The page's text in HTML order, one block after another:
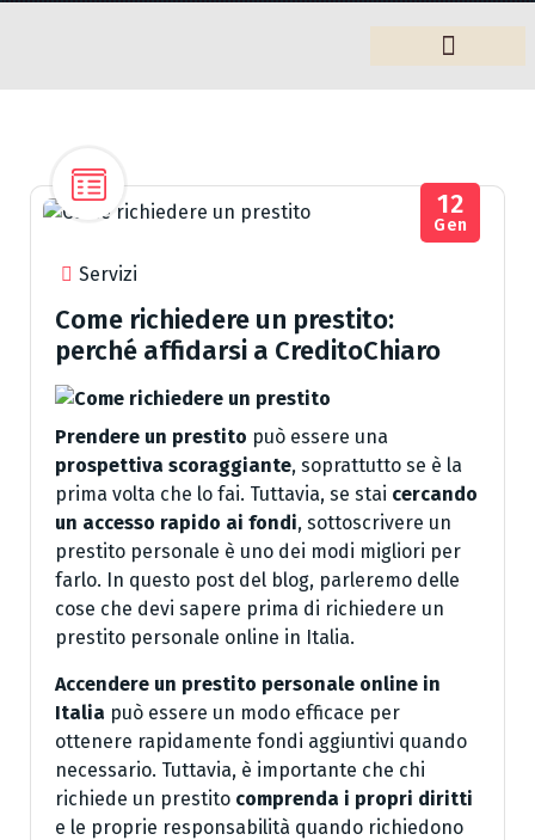
Servizi
12
Gen
Come richiedere un prestito:
perché affidarsi a CreditoChiaro
Prendere un prestito può essere una
prospettiva scoraggiante, soprattutto se è la
prima volta che lo fai. Tuttavia, se stai cercando
un accesso rapido ai fondi, sottoscrivere un
prestito personale è uno dei modi migliori per
farlo. In questo post del blog, parleremo delle
cose che devi sapere prima di richiedere un
prestito personale online in Italia.
Accendere un prestito personale online in
Italia può essere un modo efficace per
ottenere rapidamente fondi aggiuntivi quando
necessario. Tuttavia, è importante che chi
richiede un prestito comprenda i propri diritti
e le proprie responsabilità quando richiedono